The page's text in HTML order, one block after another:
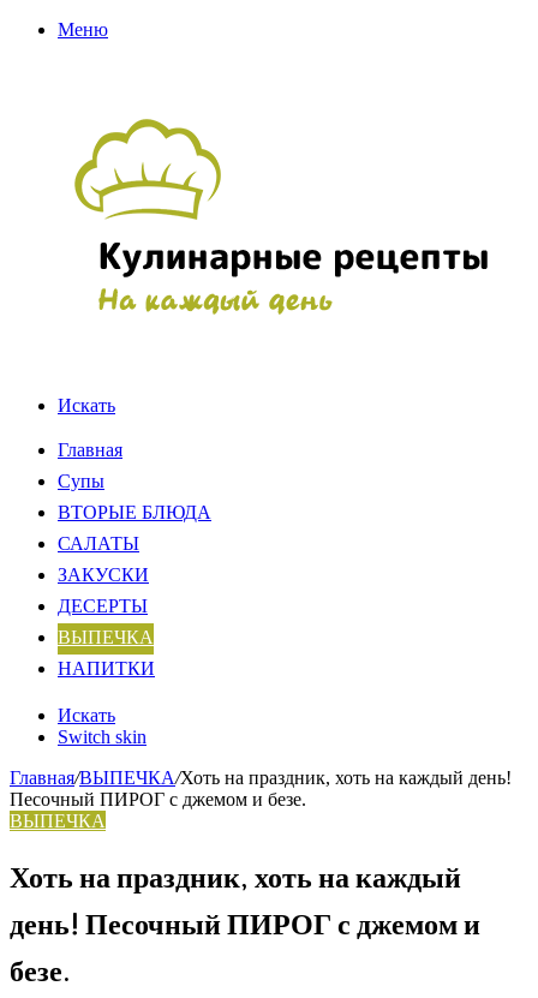
Меню
Искать
Главная
Супы
ВТОРЫЕ БЛЮДА
САЛАТЫ
ЗАКУСКИ
ДЕСЕРТЫ
ВЫПЕЧКА
НАПИТКИ
Искать
Switch skin
Главная/ВЫПЕЧКА/Хоть на праздник, хоть на каждый день!
Песочный ПИРОГ с джемом и безе.
ВЫПЕЧКА
Хоть на праздник, хоть на каждый
день! Песочный ПИРОГ с джемом и
безе.